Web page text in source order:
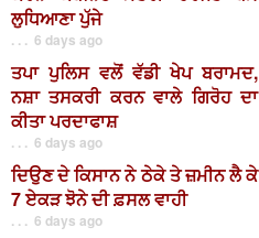
ਲੁਧਿਆਣਾ ਪੁੱਜੇ
. . . 6 days ago
ਤਪਾ ਪੁਲਿਸ ਵਲੋਂ ਵੱਡੀ ਖੇਪ ਬਰਾਮਦ,
ਨਸ਼ਾ ਤਸਕਰੀ ਕਰਨ ਵਾਲੇ ਗਿਰੋਹ ਦਾ
ਕੀਤਾ ਪਰਦਾਫਾਸ਼
. . . 6 days ago
ਦਿਉਣ ਦੇ ਕਿਸਾਨ ਨੇ ਠੇਕੇ ਤੇ ਜ਼ਮੀਨ ਲੈ ਕੇ
7 ਏਕੜ ਝੋਨੇ ਦੀ ਫ਼ਸਲ ਵਾਹੀ
. . . 6 days ago